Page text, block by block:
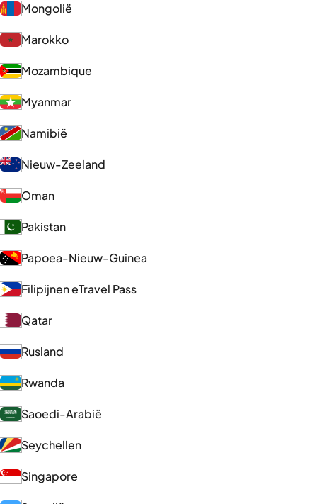
Mongolië
Marokko
Mozambique
Myanmar
Namibië
Nieuw-Zeeland
Oman
Pakistan
Papoea-Nieuw-Guinea
Filipijnen eTravel Pass
Qatar
Rusland
Rwanda
Saoedi-Arabië
Seychellen
Singapore